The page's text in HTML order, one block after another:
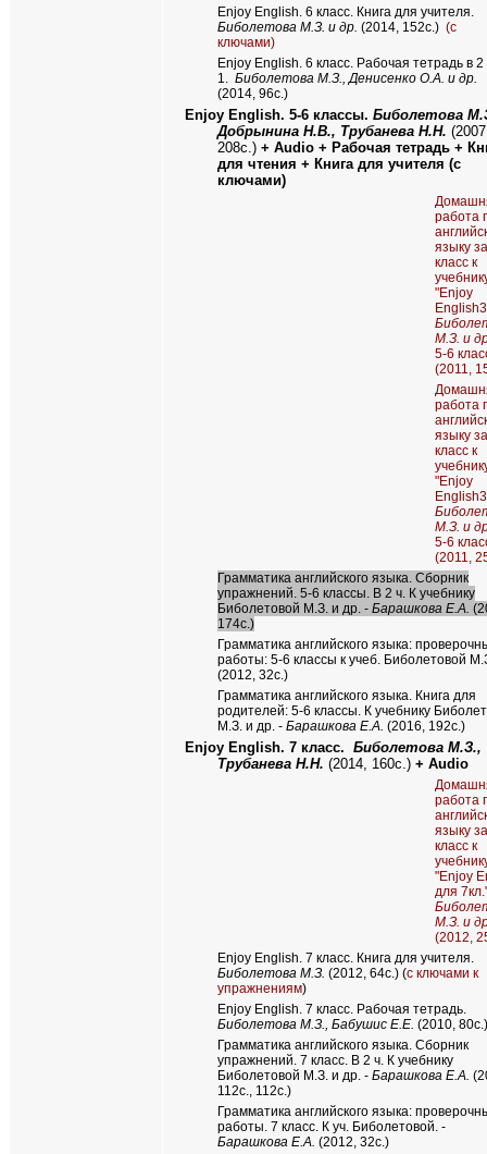
Enjoy English. 6 класс. Книга для учителя.
Биболетова М.З. и др. (2014, 152с.) (с
ключами)
Enjoy English. 6 класс. Рабочая тетрадь в 2
1. Биболетова М.З., Денисенко О.А. и др.
(2014, 96с.)
Enjoy English. 5-6 классы. Биболетова
Добрынина Н.В., Трубанева Н.Н.
208с.) + Audio + Рабочая тетрадь +
для чтения + Книга для учителя (с
ключами)
работа
языку
класс к
"Enjoy
М.З. и
5-6
(2011,
работа
языку
класс к
"Enjoy
М.З. и
5-6
(2011,
Грамматика английского языка. Сборник
упражнений. 5-6 классы. В 2 ч. К учебнику
Биболетовой М.З. и др. - Барашкова Е.А.
174с.)
Грамматика английского языка:
работы: 5-6 классы к учеб. Биболетовой
(2012, 32с.)
Грамматика английского языка. Книга для
родителей: 5-6 классы. К учебнику
М.З. и др. - Барашкова Е.А. (2016, 192с.)
Enjoy English. 7 класс. Биболетова М.З.,
Трубанева Н.Н. (2014, 160с.) + Audio
работа
языку
класс к
"Enjoy
для
М.З. и
(2012,
Enjoy English. 7 класс. Книга для учителя.
Биболетова М.З. (2012, 64с.) (с ключами к
упражнениям)
Enjoy English. 7 класс. Рабочая тетрадь.
Биболетова М.З., Бабушис Е.Е. (2010, 80с.)
Грамматика английского языка. Сборник
упражнений. 7 класс. В 2 ч. К учебнику
Биболетовой М.З. и др. - Барашкова Е.А.
112с., 112с.)
Грамматика английского языка:
работы. 7 класс. К уч. Биболетовой. -
Барашкова Е.А. (2012, 32с.)